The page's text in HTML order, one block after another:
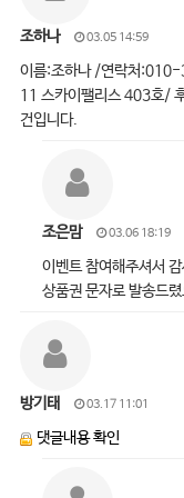
조하나 03.05 14:59
이름:조하나 /연락처
11 스카이팰리스 403호/
건입니다.
조은맘 03.06 18:19
이벤트 참여해주셔서
상품권 문자로 발송드
방기태 03.17 11:01
댓글내용 확인